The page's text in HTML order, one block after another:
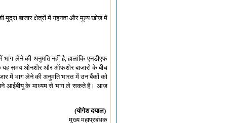
बाजार क्षेत्रों में गहनता और मूल्य खोज में
भाग लेने की अनुमति नहीं है, हालांकि एनडीएफ
यह समय ओनशोर और ऑफशोर बाजारों के बीच
में भाग लेने की अनुमति भारत में उन बैंकों को
अपने आईबीयू के माध्यम से भाग ले सकते हैं। आज
(योगेश दयाल)
मुख्य महाप्रबंधक